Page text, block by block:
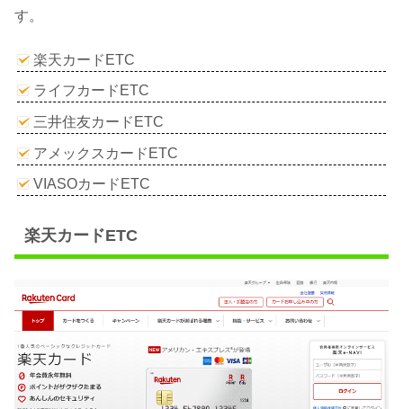
す。
楽天カードETC
ライフカードETC
三井住友カードETC
アメックスカードETC
VIASOカードETC
楽天カードETC